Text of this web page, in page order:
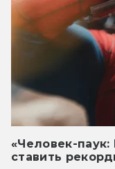
«Человек-
ставить